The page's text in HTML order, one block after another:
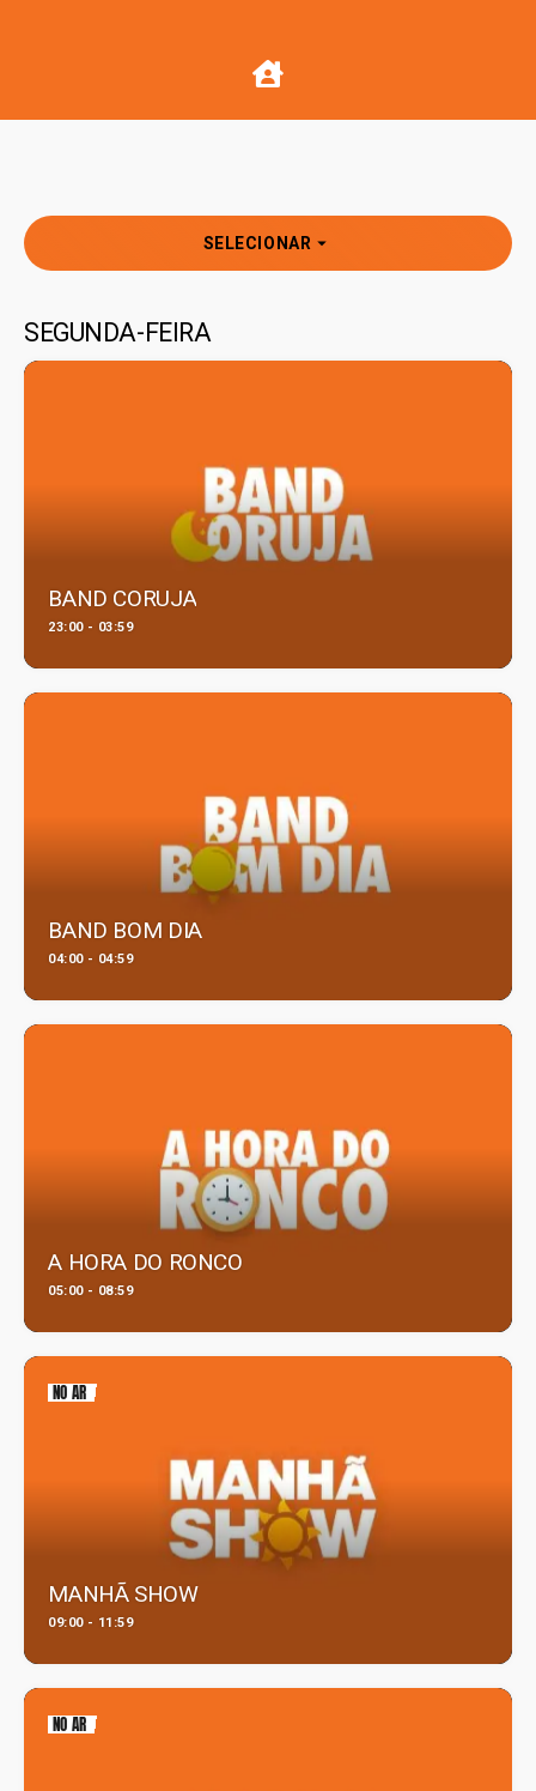
SELECIONAR arrow_drop_down
SEGUNDA-FEIRA
BAND CORUJA
23:00 - 03:59
BAND BOM DIA
04:00 - 04:59
A HORA DO RONCO
05:00 - 08:59
NO AR
MANHÃ SHOW
09:00 - 11:59
NO AR